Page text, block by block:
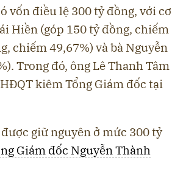
vốn điều lệ 300 tỷ đồng, với cơ
Hiền (góp 150 tỷ đồng, chiếm
chiếm 49,67%) và bà Nguyễn
Trong đó, ông Lê Thanh Tâm
kiêm Tổng Giám đốc tại
giữ nguyên ở mức 300 tỷ
Giám đốc Nguyễn Thành